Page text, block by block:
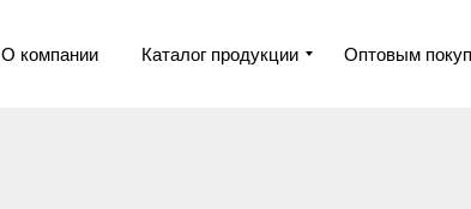
О компании Каталог продукции Оптовым